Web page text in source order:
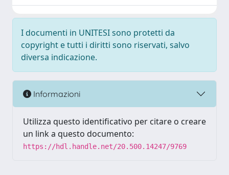
I documenti in UNITESI sono protetti da
copyright e tutti i diritti sono riservati, salvo
diversa indicazione.
Informazioni
Utilizza questo identificativo per citare o creare
un link a questo documento:
https://hdl.handle.net/20.500.14247/9769